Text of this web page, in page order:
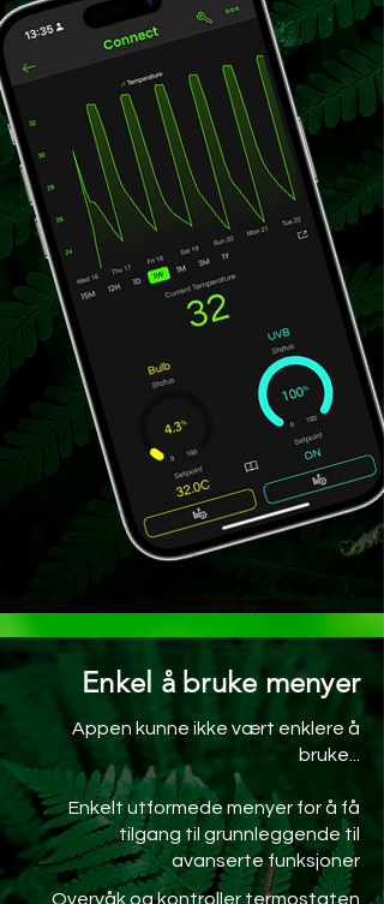
Enkel å bruke menyer
Appen kunne ikke vært enklere å
bruke...
Enkelt utformede menyer for å få
tilgang til grunnleggende til
avanserte funksjoner
Overvåk og kontroller termostaten